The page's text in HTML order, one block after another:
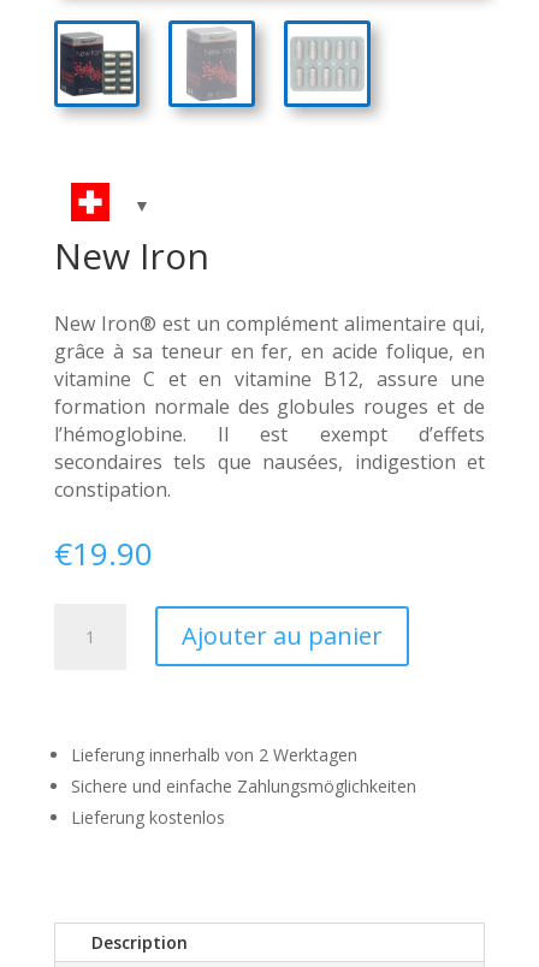
New Iron
New Iron® est un complément alimentaire qui,
grâce à sa teneur en fer, en acide folique, en
vitamine C et en vitamine B12, assure une
formation normale des globules rouges et de
l’hémoglobine. Il est exempt d’effets
secondaires tels que nausées, indigestion et
constipation.
€19.90
Ajouter au panier
t
a
:
Lieferung innerhalb von 2 Werktagen
Sichere und einfache Zahlungsmöglichkeiten
Lieferung kostenlos
Description